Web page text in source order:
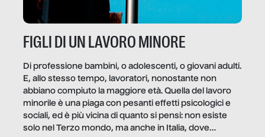
FIGLI DI UN LAVORO MINORE
Di professione bambini, o adolescenti, o giovani adulti.
E, allo stesso tempo, lavoratori, nonostante non
abbiano compiuto la maggiore età. Quella del lavoro
minorile è una piaga con pesanti effetti psicologici e
sociali, ed è più vicina di quanto si pensi: non esiste
solo nel Terzo mondo, ma anche in Italia, dove